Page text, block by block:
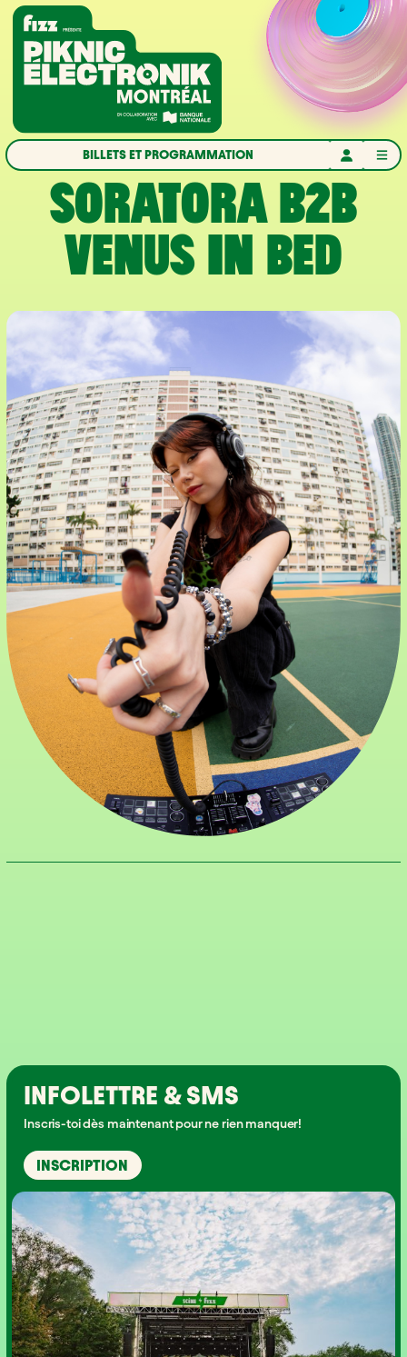
Aller à la navigation
Aller au contenu
Accueil
BILLETS ET PROGRAMMATION
SORATORA B2B
VENUS IN BED
INFOLETTRE & SMS
Inscris-toi dès maintenant pour ne rien manquer!
INSCRIPTION